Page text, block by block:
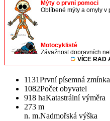
1131První písemná zmínka
1082Počet obyvatel
918 haKatastrální výměra
273 m
n. m.Nadmořská výška